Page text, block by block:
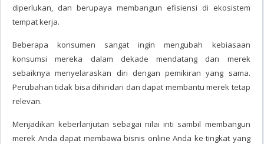
diperlukan, dan berupaya membangun efisiensi di ekosistem
tempat kerja.
Beberapa konsumen sangat ingin mengubah kebiasaan
konsumsi mereka dalam dekade mendatang dan merek
sebaiknya menyelaraskan diri dengan pemikiran yang sama.
Perubahan tidak bisa dihindari dan dapat membantu merek tetap
relevan.
Menjadikan keberlanjutan sebagai nilai inti sambil membangun
merek Anda dapat membawa bisnis online Anda ke tingkat yang